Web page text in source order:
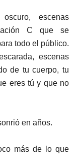
escenas
C que se
todo el público.
escenas
de tu cuerpo, tu
eres tú y que no
en años.
más de lo que